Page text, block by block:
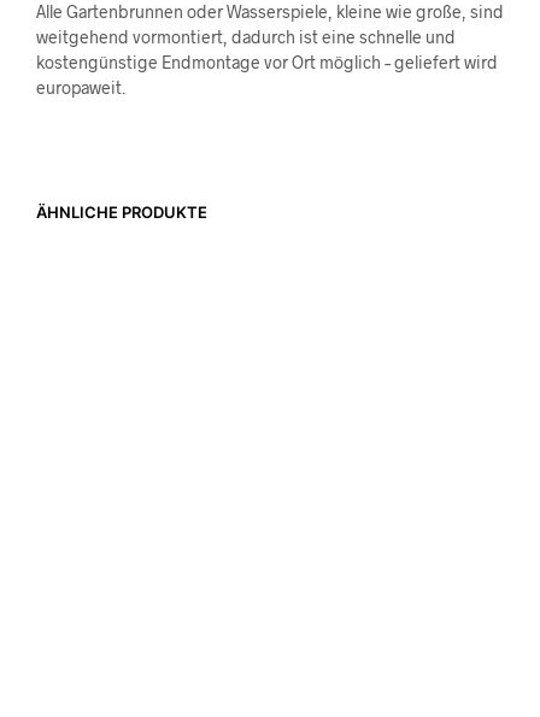
Alle Gartenbrunnen oder Wasserspiele, kleine wie große, sind
weitgehend vormontiert, dadurch ist eine schnelle und
kostengünstige Endmontage vor Ort möglich – geliefert wird
europaweit.
ÄHNLICHE PRODUKTE